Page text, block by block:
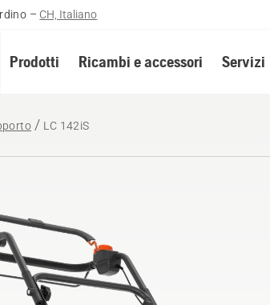
– CH, Italiano
Prodotti Ricambi e accessori Servizi
LC 142iS